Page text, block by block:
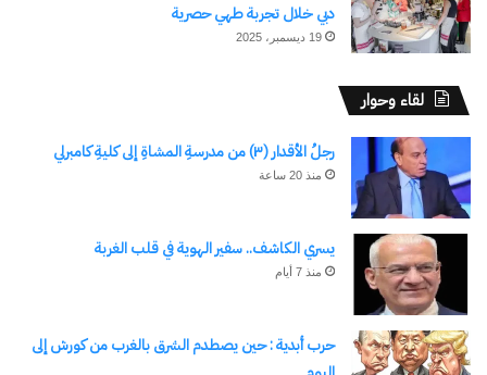
دبي خلال تجربة طهي حصرية
19 ديسمبر، 2025
لقاء وحوار
رجلُ الأقدار (٣) من مدرسةِ المشاةِ إلى كليةِ كامبرلي
منذ 20 ساعة
يسري الكاشف.. سفير الهوية في قلب الغربة
منذ 7 أيام
حرب أبدية : حين يصطدم الشرق بالغرب من كورش إلى